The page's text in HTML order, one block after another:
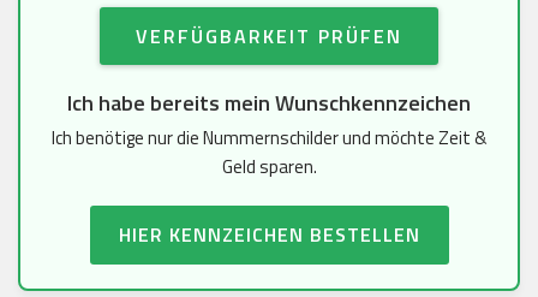
VERFÜGBARKEIT PRÜFEN
Ich habe bereits mein Wunschkennzeichen
Ich benötige nur die Nummernschilder und möchte Zeit &
Geld sparen.
HIER KENNZEICHEN BESTELLEN